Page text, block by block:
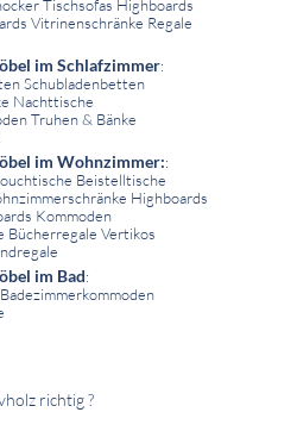
Tischsofas Highboards
Vitrinenschränke Regale
im Schlafzimmer:
Schubladenbetten
Nachttische
Truhen & Bänke
im Wohnzimmer::
Beistelltische
Highboards
Kommoden
Bücherregale Vertikos
im Bad:
richtig ?